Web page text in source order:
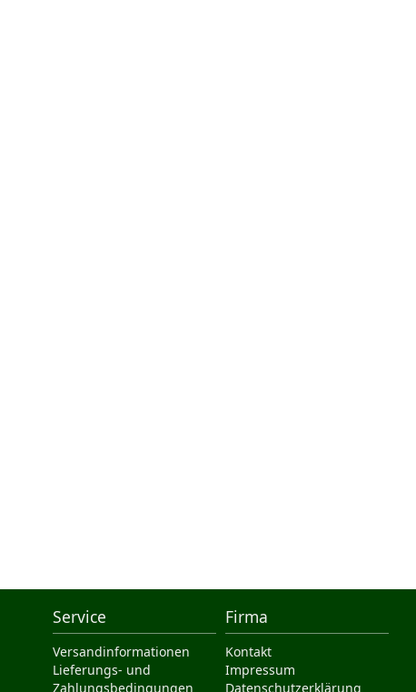
Service
Versandinformationen
Lieferungs- und
Zahlungsbedingungen
Firma
Kontakt
Impressum
Datenschutzerklärung